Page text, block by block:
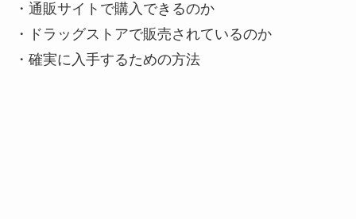
・通販サイトで購入できるのか
・ドラッグストアで販売されているのか
・確実に入手するための方法